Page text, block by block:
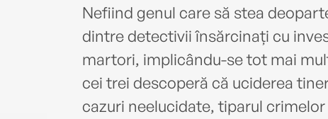
Nefiind genul care să stea
dintre detectivii însărcinați cu
martori, implicându-se tot mai
cei trei descoperă că uciderea
cazuri neelucidate, tiparul